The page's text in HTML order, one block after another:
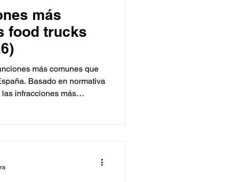
más
food trucks
más comunes que
Basado en normativa
infracciones más